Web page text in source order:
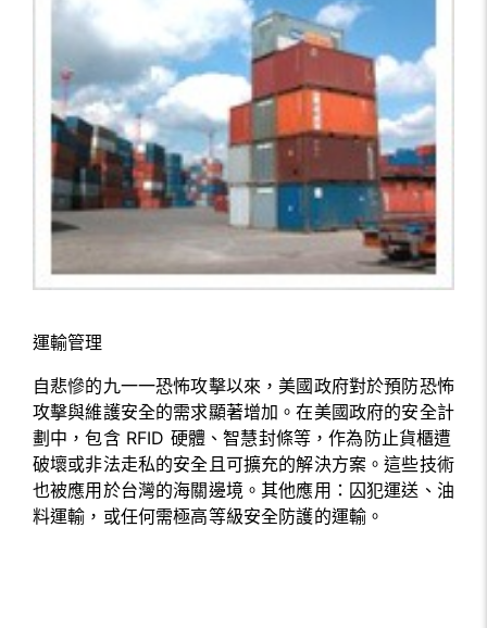
運輸管理
自悲慘的九一一恐怖攻擊以來，美國政府對於預防恐怖
攻擊與維護安全的需求顯著增加。在美國政府的安全計
劃中，包含 RFID 硬體、智慧封條等，作為防止貨櫃遭
破壞或非法走私的安全且可擴充的解決方案。這些技術
也被應用於台灣的海關邊境。其他應用：囚犯運送、油
料運輸，或任何需極高等級安全防護的運輸。